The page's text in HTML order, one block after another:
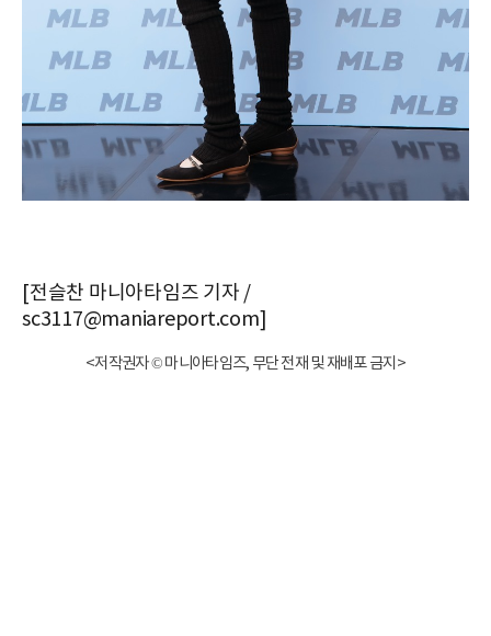
[전슬찬 마니아타임즈 기자 /
sc3117@maniareport.com]
<저작권자 © 마니아타임즈, 무단 전재 및 재배포 금지>